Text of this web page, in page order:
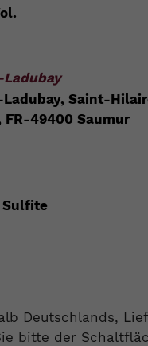
Ladubay, Saint-
FR-49400 Saumur
Deutschlands,
bitte der